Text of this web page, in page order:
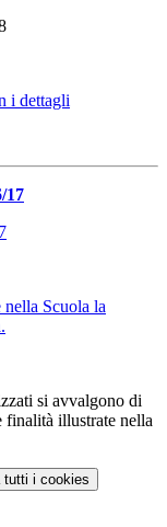
i dettagli
17
Scuola la
si avvalgono di
finalità illustrate nella
tutti i cookies